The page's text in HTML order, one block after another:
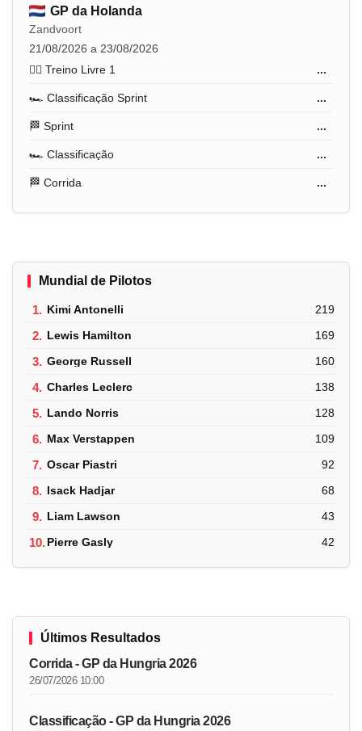
GP da Holanda
Zandvoort
21/08/2026 a 23/08/2026
🏋️‍♂️ Treino Livre 1
...
🏎️ Classificação Sprint ...
🏁 Sprint ...
🏎️ Classificação ...
🏁 Corrida ...
Mundial de Pilotos
1. Kimi Antonelli 219
2. Lewis Hamilton 169
3. George Russell 160
4. Charles Leclerc 138
5. Lando Norris 128
6. Max Verstappen 109
7. Oscar Piastri 92
8. Isack Hadjar 68
9. Liam Lawson 43
10.Pierre Gasly 42
Últimos Resultados
Corrida - GP da Hungria 2026
26/07/2026 10:00
Classificação - GP da Hungria 2026